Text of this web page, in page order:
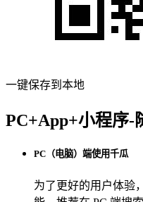
一键保存到本地
PC+App+小程序-
PC（电脑）端使用千瓜
为了更好的用户体验